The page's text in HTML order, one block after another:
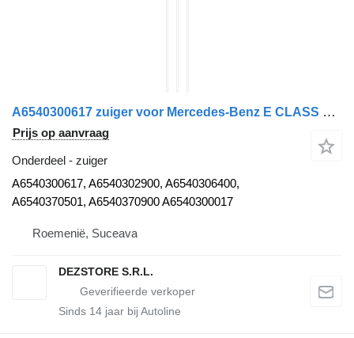
A6540300617 zuiger voor Mercedes-Benz E CLASS auto
Prijs op aanvraag
Onderdeel - zuiger
A6540300617, A6540302900, A6540306400,
A6540370501, A6540370900 A6540300017
Roemenië, Suceava
DEZSTORE S.R.L.
Sinds 14 jaar bij Autoline